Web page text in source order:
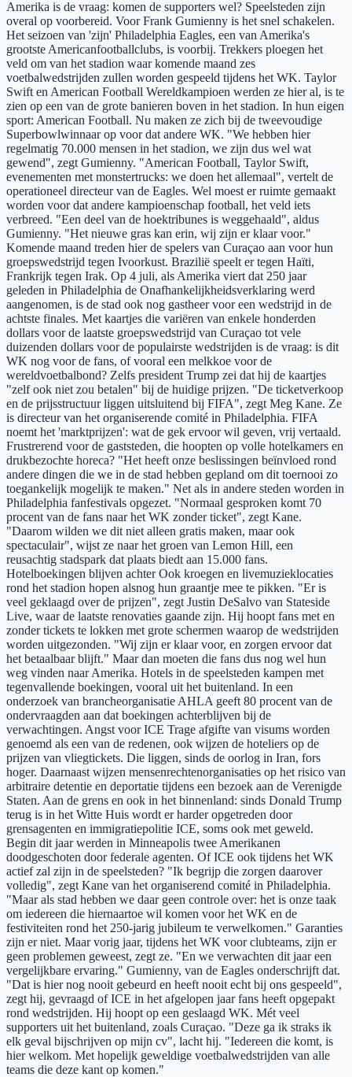
Amerika is de vraag: komen de supporters wel? Speelsteden zijn
overal op voorbereid. Voor Frank Gumienny is het snel schakelen.
Het seizoen van 'zijn' Philadelphia Eagles, een van Amerika's
grootste Americanfootballclubs, is voorbij. Trekkers ploegen het
veld om van het stadion waar komende maand zes
voetbalwedstrijden zullen worden gespeeld tijdens het WK. Taylor
Swift en American Football Wereldkampioen werden ze hier al, is te
zien op een van de grote banieren boven in het stadion. In hun eigen
sport: American Football. Nu maken ze zich bij de tweevoudige
Superbowlwinnaar op voor dat andere WK. "We hebben hier
regelmatig 70.000 mensen in het stadion, we zijn dus wel wat
gewend", zegt Gumienny. "American Football, Taylor Swift,
evenementen met monstertrucks: we doen het allemaal", vertelt de
operationeel directeur van de Eagles. Wel moest er ruimte gemaakt
worden voor dat andere kampioenschap football, het veld iets
verbreed. "Een deel van de hoektribunes is weggehaald", aldus
Gumienny. "Het nieuwe gras kan erin, wij zijn er klaar voor."
Komende maand treden hier de spelers van Curaçao aan voor hun
groepswedstrijd tegen Ivoorkust. Brazilië speelt er tegen Haïti,
Frankrijk tegen Irak. Op 4 juli, als Amerika viert dat 250 jaar
geleden in Philadelphia de Onafhankelijkheidsverklaring werd
aangenomen, is de stad ook nog gastheer voor een wedstrijd in de
achtste finales. Met kaartjes die variëren van enkele honderden
dollars voor de laatste groepswedstrijd van Curaçao tot vele
duizenden dollars voor de populairste wedstrijden is de vraag: is dit
WK nog voor de fans, of vooral een melkkoe voor de
wereldvoetbalbond? Zelfs president Trump zei dat hij de kaartjes
"zelf ook niet zou betalen" bij de huidige prijzen. "De ticketverkoop
en de prijsstructuur liggen uitsluitend bij FIFA", zegt Meg Kane. Ze
is directeur van het organiserende comité in Philadelphia. FIFA
noemt het 'marktprijzen': wat de gek ervoor wil geven, vrij vertaald.
Frustrerend voor de gaststeden, die hoopten op volle hotelkamers en
drukbezochte horeca? "Het heeft onze beslissingen beïnvloed rond
andere dingen die we in de stad hebben gepland om dit toernooi zo
toegankelijk mogelijk te maken." Net als in andere steden worden in
Philadelphia fanfestivals opgezet. "Normaal gesproken komt 70
procent van de fans naar het WK zonder ticket", zegt Kane.
"Daarom wilden we dit niet alleen gratis maken, maar ook
spectaculair", wijst ze naar het groen van Lemon Hill, een
reusachtig stadspark dat plaats biedt aan 15.000 fans.
Hotelboekingen blijven achter Ook kroegen en livemuzieklocaties
rond het stadion hopen alsnog hun graantje mee te pikken. "Er is
veel geklaagd over de prijzen", zegt Justin DeSalvo van Stateside
Live, waar de laatste renovaties gaande zijn. Hij hoopt fans met en
zonder tickets te lokken met grote schermen waarop de wedstrijden
worden uitgezonden. "Wij zijn er klaar voor, en zorgen ervoor dat
het betaalbaar blijft." Maar dan moeten die fans dus nog wel hun
weg vinden naar Amerika. Hotels in de speelsteden kampen met
tegenvallende boekingen, vooral uit het buitenland. In een
onderzoek van brancheorganisatie AHLA geeft 80 procent van de
ondervraagden aan dat boekingen achterblijven bij de
verwachtingen. Angst voor ICE Trage afgifte van visums worden
genoemd als een van de redenen, ook wijzen de hoteliers op de
prijzen van vliegtickets. Die liggen, sinds de oorlog in Iran, fors
hoger. Daarnaast wijzen mensenrechtenorganisaties op het risico van
arbitraire detentie en deportatie tijdens een bezoek aan de Verenigde
Staten. Aan de grens en ook in het binnenland: sinds Donald Trump
terug is in het Witte Huis wordt er harder opgetreden door
grensagenten en immigratiepolitie ICE, soms ook met geweld.
Begin dit jaar werden in Minneapolis twee Amerikanen
doodgeschoten door federale agenten. Of ICE ook tijdens het WK
actief zal zijn in de speelsteden? "Ik begrijp die zorgen daarover
volledig", zegt Kane van het organiserend comité in Philadelphia.
"Maar als stad hebben we daar geen controle over: het is onze taak
om iedereen die hiernaartoe wil komen voor het WK en de
festiviteiten rond het 250-jarig jubileum te verwelkomen." Garanties
zijn er niet. Maar vorig jaar, tijdens het WK voor clubteams, zijn er
geen problemen geweest, zegt ze. "En we verwachten dit jaar een
vergelijkbare ervaring." Gumienny, van de Eagles onderschrijft dat.
"Dat is hier nog nooit gebeurd en heeft nooit echt bij ons gespeeld",
zegt hij, gevraagd of ICE in het afgelopen jaar fans heeft opgepakt
rond wedstrijden. Hij hoopt op een geslaagd WK. Mét veel
supporters uit het buitenland, zoals Curaçao. "Deze ga ik straks ik
elk geval bijschrijven op mijn cv", lacht hij. "Iedereen die komt, is
hier welkom. Met hopelijk geweldige voetbalwedstrijden van alle
teams die deze kant op komen."